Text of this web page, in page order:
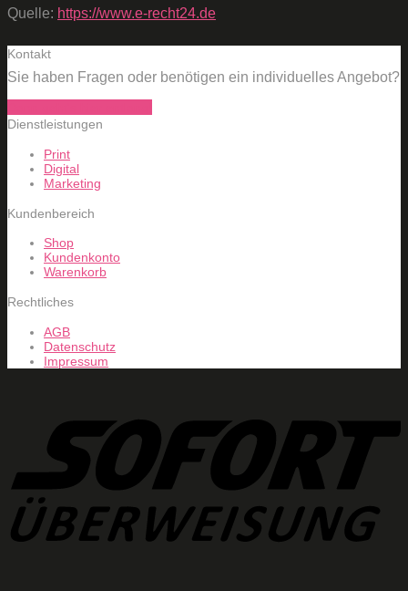
Quelle: https://www.e-recht24.de
Kontakt
Sie haben Fragen oder benötigen ein individuelles Angebot?
Dienstleistungen
Print
Digital
Marketing
Kundenbereich
Shop
Kundenkonto
Warenkorb
Rechtliches
AGB
Datenschutz
Impressum